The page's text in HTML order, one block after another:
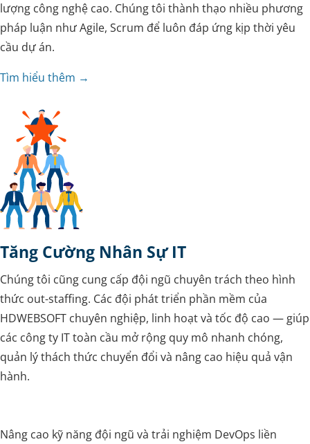
lượng công nghệ cao. Chúng tôi thành thạo nhiều phương
pháp luận như Agile, Scrum để luôn đáp ứng kịp thời yêu
cầu dự án.
Tìm hiểu thêm →
Tăng Cường Nhân Sự IT
Chúng tôi cũng cung cấp đội ngũ chuyên trách theo hình
thức out-staffing. Các đội phát triển phần mềm của
HDWEBSOFT chuyên nghiệp, linh hoạt và tốc độ cao — giúp
các công ty IT toàn cầu mở rộng quy mô nhanh chóng,
quản lý thách thức chuyển đổi và nâng cao hiệu quả vận
hành.
Nâng cao kỹ năng đội ngũ và trải nghiệm DevOps liền